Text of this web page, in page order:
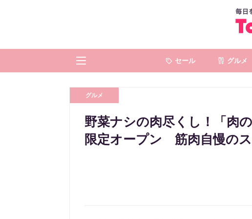
セール グルメ
グルメ
野菜ナシの肉尽くし！「肉
限定オープン 筋肉自慢の